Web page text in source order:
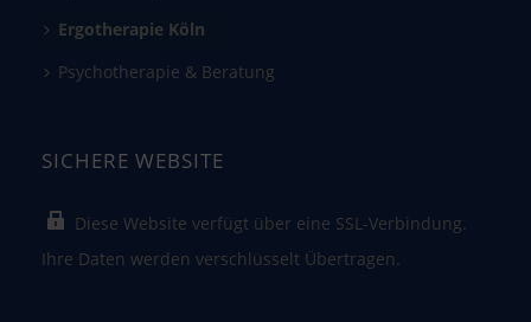
Ergotherapie Köln
Psychotherapie & Beratung
SICHERE WEBSITE
Diese Website verfügt über eine SSL-Verbindung.
Ihre Daten werden verschlüsselt Übertragen.